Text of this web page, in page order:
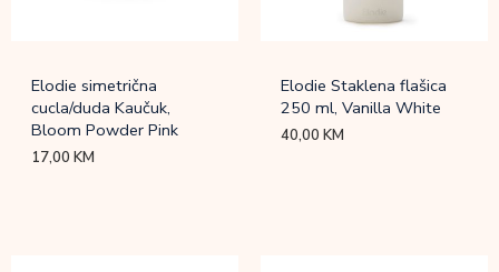
Elodie simetrična
cucla/duda Kaučuk,
Bloom Powder Pink
17,00KM
Elodie Staklena flašica
250 ml, Vanilla White
40,00KM